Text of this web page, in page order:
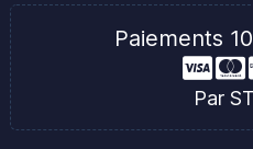
Paiements
Par